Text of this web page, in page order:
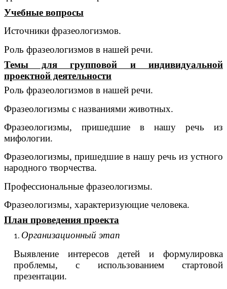
Учебные вопросы
Источники фразеологизмов.
Роль фразеологизмов в нашей речи.
Темы для групповой и индивидуальной
проектной деятельности
Роль фразеологизмов в нашей речи.
Фразеологизмы с названиями животных.
Фразеологизмы, пришедшие в нашу речь из
мифологии.
Фразеологизмы, пришедшие в нашу речь из устного
народного творчества.
Профессиональные фразеологизмы.
Фразеологизмы, характеризующие человека.
План проведения проекта
Организационный этап
Выявление интересов детей и формулировка
проблемы, с использованием стартовой
презентации.